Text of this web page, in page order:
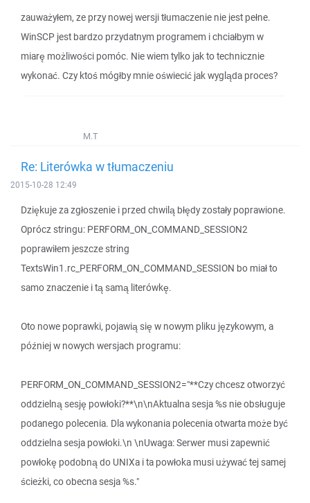
zauważyłem, ze przy nowej wersji tłumaczenie nie jest pełne.
WinSCP jest bardzo przydatnym programem i chciałbym w
miarę możliwości pomóc. Nie wiem tylko jak to technicznie
wykonać. Czy ktoś mógłby mnie oświecić jak wygląda proces?
M.T
Re: Literówka w tłumaczeniu
2015-10-28 12:49
Dziękuje za zgłoszenie i przed chwilą błędy zostały poprawione.
Oprócz stringu: PERFORM_ON_COMMAND_SESSION2
poprawiłem jeszcze string
TextsWin1.rc_PERFORM_ON_COMMAND_SESSION bo miał to
samo znaczenie i tą samą literówkę.
Oto nowe poprawki, pojawią się w nowym pliku językowym, a
później w nowych wersjach programu:
PERFORM_ON_COMMAND_SESSION2="**Czy chcesz otworzyć
oddzielną sesję powłoki?**\n\nAktualna sesja %s nie obsługuje
podanego polecenia. Dla wykonania polecenia otwarta może być
oddzielna sesja powłoki.\n \nUwaga: Serwer musi zapewnić
powłokę podobną do UNIXa i ta powłoka musi używać tej samej
ścieżki, co obecna sesja %s."